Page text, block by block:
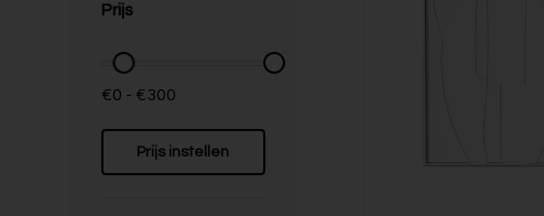
Prijs
€0 - €300
Prijs instellen